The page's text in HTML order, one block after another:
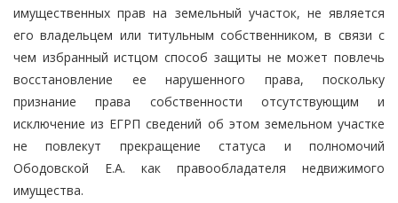
имущественных прав на земельный участок, не является
его владельцем или титульным собственником, в связи с
чем избранный истцом способ защиты не может повлечь
восстановление ее нарушенного права, поскольку
признание права собственности отсутствующим и
исключение из ЕГРП сведений об этом земельном участке
не повлекут прекращение статуса и полномочий
Ободовской Е.А. как правообладателя недвижимого
имущества.